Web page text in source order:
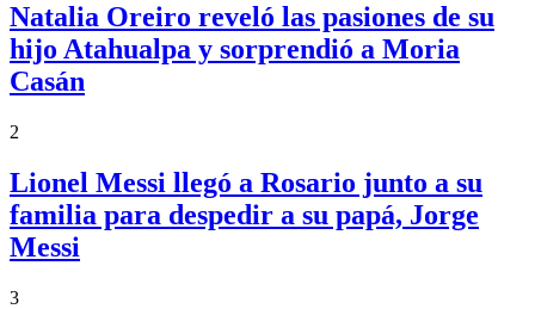
Natalia Oreiro reveló las pasiones de su
hijo Atahualpa y sorprendió a Moria
Casán
2
Lionel Messi llegó a Rosario junto a su
familia para despedir a su papá, Jorge
Messi
3